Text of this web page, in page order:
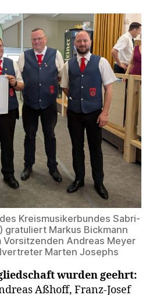
Kreis­mu­si­ker­bun­des Sabri­
gra­tu­liert Mar­kus Bick­mann
Vor­sit­zen­den Andre­as Mey­er
Mar­ten Josephs
wur­den geehrt:
Aßhoff, Franz-Josef